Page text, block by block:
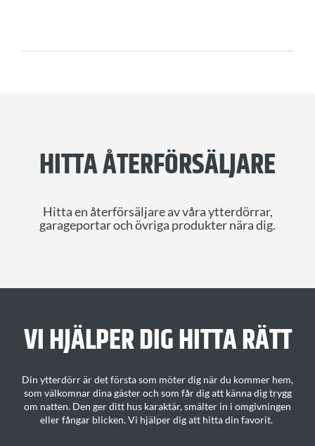
HITTA ÅTERFÖRSÄLJARE
Hitta en återförsäljare av våra ytterdörrar,
garageportar och övriga produkter nära dig.
VI HJÄLPER DIG HITTARÄTT
Din ytterdörr är det första som möter dig när du kommer hem,
som välkomnar dina gäster och som får dig att känna dig trygg
om natten. Den ger ditt hus karaktär, smälter in i omgivningen
eller fångar blicken.Vi hjälper dig att hitta din favorit.